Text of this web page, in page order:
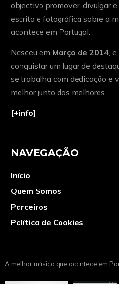
objectivo promover, divulgar
escrita e fotográfica sobre a
acontece em Portugal.
Nasceu em Março de 2014,
conquistar um lugar de
se trabalha com dedicação e
melhor junto dos melhores.
[+info]
NAVEGAÇÃO
Início
Quem Somos
Parceiros
Política de Cookies
A melhor música que acontece em